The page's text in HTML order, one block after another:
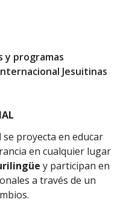
y programas
Jesuitinas
se proyecta en educar
en cualquier lugar
y participan en
a través de un